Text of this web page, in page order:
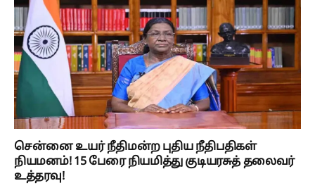
சென்னை உயர் நீதிமன்ற புதிய நீதிபதிகள்
நியமனம்! 15 பேரை நியமித்து குடியரசுத் தலைவர்
உத்தரவு!